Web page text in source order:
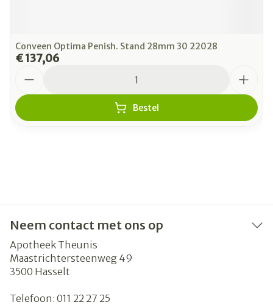
Conveen Optima Penish. Stand 28mm 30 22028
€ 137,06
Bestel
Neem contact met ons op
Apotheek Theunis
Maastrichtersteenweg 49
3500 Hasselt
Telefoon: 011 22 27 25